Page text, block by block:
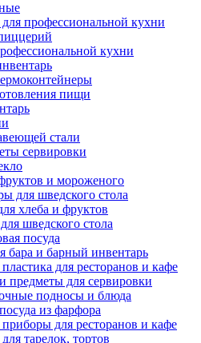
профессиональной кухни
кухни
пищи
стали
сервировки
и мороженого
для шведского стола
хлеба и фруктов
шведского стола
посуда
бара и барный инвентарь
для ресторанов и кафе
предметы для сервировки
подносы и блюда
из фарфора
для ресторанов и кафе
тарелок, тортов